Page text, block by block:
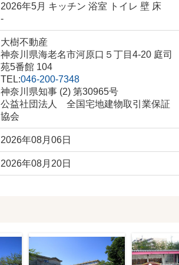
2026年5月 キッチン 浴室 トイレ 壁 床
-
大樹不動産
神奈川県海老名市河原口５丁目4-20 庭司
苑5番館 104
TEL:046-200-7348
神奈川県知事 (2) 第30965号
公益社団法人 全国宅地建物取引業保証
協会
2026年08月06日
2026年08月20日